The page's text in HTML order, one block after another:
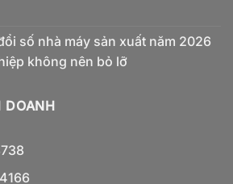
số nhà máy sản xuất năm 2026
không nên bỏ lỡ
DOANH